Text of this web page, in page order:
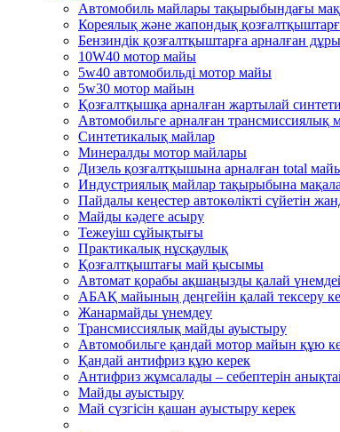
Автомобиль майлары тақырыбындағы
Кореялық және жапондық
Бензиндік қозғалтқыштарға арналған
10W40 мотор майы
5w40 автомобильді мотор майы
5w30 мотор майын
Қозғалтқышқа арналған жартылай
Автомобильге арналған трансмиссиялық
Синтетикалық майлар
Минералды мотор майлары
Дизель қозғалтқышына арналған total
Индустриялық майлар тақырыбына
Пайдалы кеңестер автокөлікті сүйетін
Mайды кәдеге асыру
Тежеуіш cұйықтығы
Практикалық нұсқаулық
Қозғалтқыштағы май қысымы
Автомат қорабы ақшаңызды қалай
АБАҚ майының деңгейін қалай тексеру
Жанармайды үнемдеу
Трансмиссиялық майды ауыстыру
Автомобильге қандай мотор майын құю
Қандай антифриз құю керек
Антифриз жұмсалады – себептерін
Майды ауыстыру
Май сүзгісін қашан ауыстыру керек